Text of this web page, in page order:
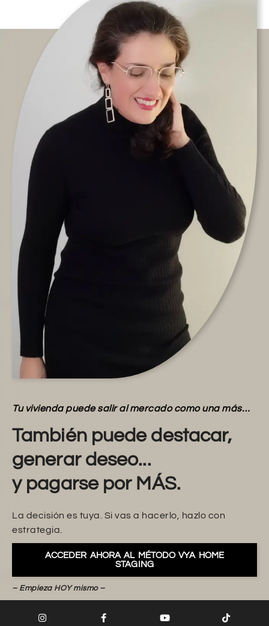
Tu vivienda puede salir al mercado como una más…
También puede destacar,
generar deseo...
y pagarse por MÁS.
La decisión es tuya. Si vas a hacerlo, hazlo con
estrategia.
ACCEDER AHORA AL MÉTODO VYA HOME
STAGING
– Empieza HOY mismo –